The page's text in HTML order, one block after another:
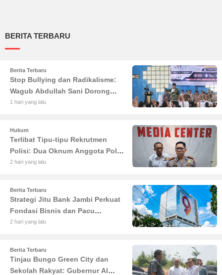
BERITA TERBARU
Berita Terbaru
Stop Bullying dan Radikalisme:
Wagub Abdullah Sani Dorong
Siswa Jadi Garda Terdepan
1 hari yang lalu
Hukum
Terlibat Tipu-tipu Rekrutmen
Polisi: Dua Oknum Anggota Polda
Jambi Diciduk Propam
2 hari yang lalu
Berita Terbaru
Strategi Jitu Bank Jambi Perkuat
Fondasi Bisnis dan Pacu
Pertumbuhan Ekonomi Jambi
2 hari yang lalu
Berita Terbaru
Tinjau Bungo Green City dan
Sekolah Rakyat: Gubernur Al